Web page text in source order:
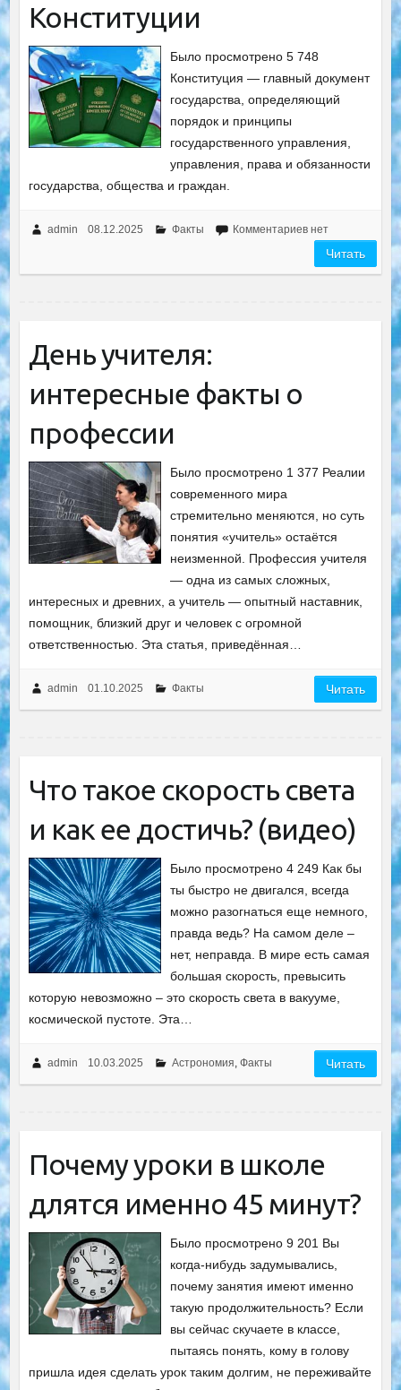
Конституции
Было просмотрено 5 748
Конституция — главный документ
государства, определяющий
порядок и принципы
государственного управления,
управления, права и обязанности
государства, общества и граждан.
admin 08.12.2025 Факты Комментариев нет
Читать
День учителя:
интересные факты о
профессии
Было просмотрено 1 377 Реалии
современного мира
стремительно меняются, но суть
понятия «учитель» остаётся
неизменной. Профессия учителя
— одна из самых сложных,
интересных и древних, а учитель — опытный наставник,
помощник, близкий друг и человек с огромной
ответственностью. Эта статья, приведённая…
admin 01.10.2025 Факты Читать
Что такое скорость света
и как ее достичь? (видео)
Было просмотрено 4 249 Как бы
ты быстро не двигался, всегда
можно разогнаться еще немного,
правда ведь? На самом деле –
нет, неправда. В мире есть самая
большая скорость, превысить
которую невозможно – это скорость света в вакууме,
космической пустоте. Эта…
admin 10.03.2025 Астрономия, Факты Читать
Почему уроки в школе
длятся именно 45 минут?
Было просмотрено 9 201 Вы
когда-нибудь задумывались,
почему занятия имеют именно
такую продолжительность? Если
вы сейчас скучаете в классе,
пытаясь понять, кому в голову
пришла идея сделать урок таким долгим, не переживайте